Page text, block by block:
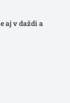
aj v daždi a